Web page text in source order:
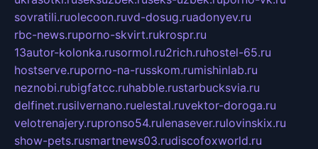
sovratili.ruolecoon.ruvd-dosug.ruadonyev.ru
rbc-news.ruporno-skvirt.rukrospr.ru
13autor-kolonka.rusormol.ru2rich.ruhostel-65.ru
hostserve.ruporno-na-russkom.rumishinlab.ru
neznobi.rubigfatcc.ruhabble.rustarbucksvia.ru
delfinet.rusilvernano.ruelestal.ruvektor-doroga.ru
velotrenajery.rupronso54.rulenasever.rulovinskix.ru
show-pets.rusmartnews03.rudiscofoxworld.ru